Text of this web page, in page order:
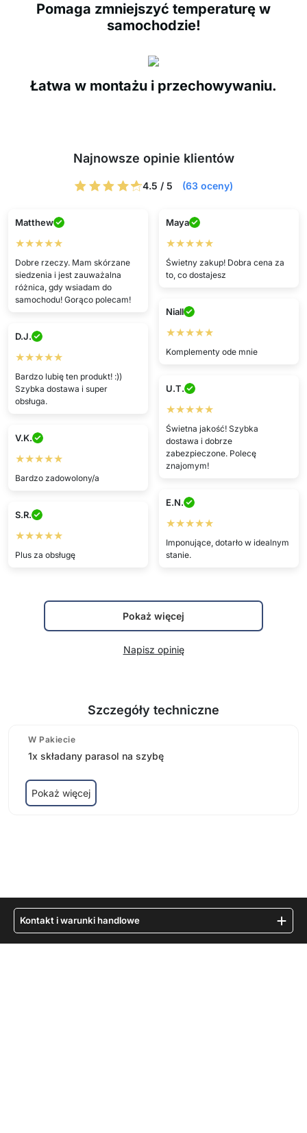
Pomaga zmniejszyć temperaturę w
samochodzie!
Łatwa w montażu i przechowywaniu.
Najnowsze opinie klientów
4.5 / 5 (63 oceny)
Matthew
★★★★★
Dobre rzeczy. Mam skórzane
siedzenia i jest zauważalna
różnica, gdy wsiadam do
samochodu! Gorąco polecam!
Maya
★★★★★
Świetny zakup! Dobra cena za
to, co dostajesz
Niall
★★★★★
Komplementy ode mnie
D.J.
★★★★★
Bardzo lubię ten produkt! :))
Szybka dostawa i super
obsługa.
U.T.
★★★★★
Świetna jakość! Szybka
dostawa i dobrze
zabezpieczone. Polecę
znajomym!
V.K.
★★★★★
Bardzo zadowolony/a
E.N.
★★★★★
Imponujące, dotarło w idealnym
stanie.
S.R.
★★★★★
Plus za obsługę
Pokaż więcej
Napisz opinię
Szczegóły techniczne
W Pakiecie
1x składany parasol na szybę
Pokaż więcej
Kontakt i warunki handlowe